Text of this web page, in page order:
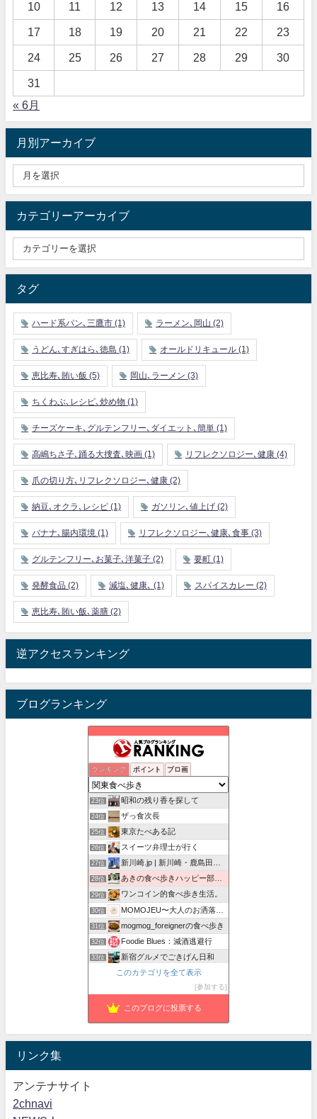
10 11 12 13 14 15 16
17 18 19 20 21 22 23
24 25 26 27 28 29 30
31
« 6月
月別アーカイブ
カテゴリーアーカイブ
タグ
ハード系パン､三鷹市 (1) ラーメン､岡山 (2)
うどん､すぎはら､徳島 (1) オールドリキュール (1)
恵比寿､賄い飯 (5) 岡山､ラーメン (3)
ちくわぶ､レシピ､炒め物 (1)
チーズケーキ､グルテンフリー､ダイエット､簡単 (1)
高嶋ちさ子､踊る大捜査､映画 (1) リフレクソロジー､健康 (4)
爪の切り方､リフレクソロジー､健康 (2)
納豆､オクラ､レシピ (1) ガソリン､値上げ (2)
バナナ､腸内環境 (1) リフレクソロジー､健康､食事 (3)
グルテンフリー､お菓子､洋菓子 (2) 要町 (1)
発酵食品 (2) 減塩､健康､ (1) スパイスカレー (2)
恵比寿､賄い飯､薬膳 (2)
逆アクセスランキング
ブログランキング
ランキング ポイント ブロ画
21位 孤高の千葉グルメ
22位 田園都市線のおやつ番長
23位 昭和の残り香を探して
24位 ザっ食次長
25位 東京たべある記
26位 スイーツ弁理士が行く
27位 新川崎.jp | 新川崎・鹿島田の地域情報配信中！
28位 あきの食べ歩きハッピー部｜東長崎・西武池袋線沿線グルメ
29位 ワンコイン的食べ歩き生活。
30位 MOMOJEU〜大人のお洒落な旅とグルメ。
31位 mogmog_foreignerの食べ歩き
32位 Foodie Blues：減酒逃避行
33位 新宿グルメでごきげん日和
紅子のセレブなグルメ日記
このカテゴリを全て表示
参加する
このブログに投票する
リンク集
アンテナサイト
2chnavi